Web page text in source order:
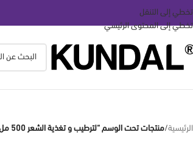
تخطي إلى التنقل
تخطي إلى المحتوى الرئيسي
الرئيسية/منتجات تحت الوسم “لترطيب و تغذية الشعر 500 مل - فازي نافيل”